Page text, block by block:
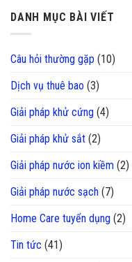
DANH MỤC BÀI VIẾT
Câu hỏi thường gặp (10)
Dịch vụ thuê bao (3)
Giải pháp khử cứng (4)
Giải pháp khử sắt (2)
Giải pháp nước ion kiềm (2)
Giải pháp nước sạch (7)
Home Care tuyển dụng (2)
Tin tức (41)